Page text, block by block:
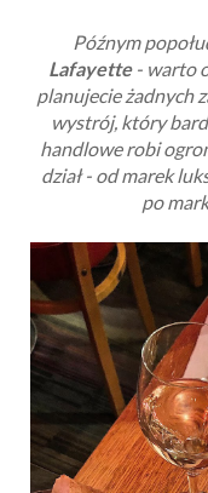
Późnym
Lafayette- warto
planujecie żadnych
wystrój, który
handlowe robi
dział - od marek
po